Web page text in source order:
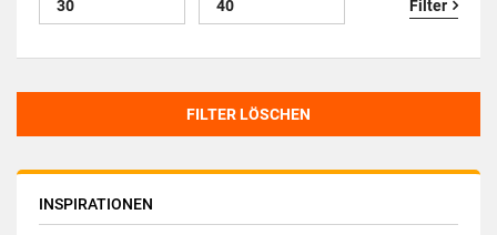
Filter
FILTER LÖSCHEN
INSPIRATIONEN